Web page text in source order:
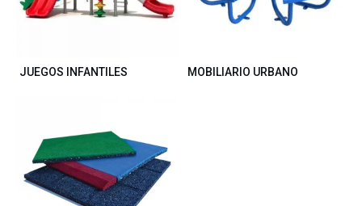
JUEGOS INFANTILES MOBILIARIO URBANO